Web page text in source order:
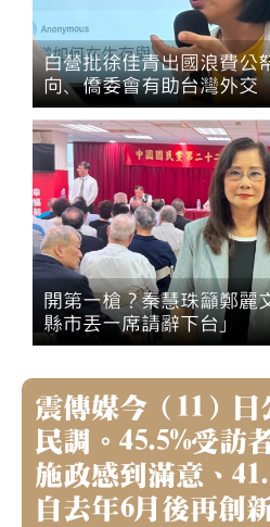
白營批徐佳青出國浪費公
向、僑委會有助台灣外交
開第一槍？秦慧珠籲鄭麗
縣市丟一席請辭下台」
震傳媒今（11）
民調。45.5%受訪
施政感到滿意、
自去年6月後再創